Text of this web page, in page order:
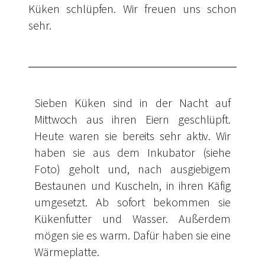
Küken schlüpfen. Wir freuen uns schon
sehr.
Sieben Küken sind in der Nacht auf
Mittwoch aus ihren Eiern geschlüpft.
Heute waren sie bereits sehr aktiv. Wir
haben sie aus dem Inkubator (siehe
Foto) geholt und, nach ausgiebigem
Bestaunen und Kuscheln, in ihren Käfig
umgesetzt. Ab sofort bekommen sie
Kükenfutter und Wasser. Außerdem
mögen sie es warm. Dafür haben sie eine
Wärmeplatte.